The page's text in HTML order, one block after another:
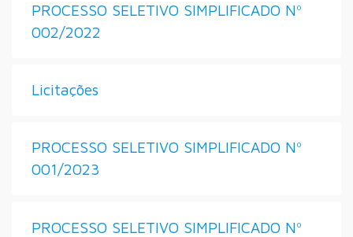
PROCESSO SELETIVO SIMPLIFICADO Nº
002/2022
Licitações
PROCESSO SELETIVO SIMPLIFICADO Nº
001/2023
PROCESSO SELETIVO SIMPLIFICADO Nº